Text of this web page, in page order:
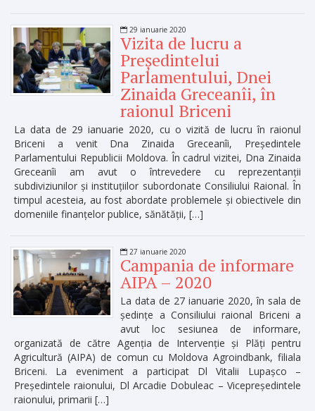
29 ianuarie 2020
Vizita de lucru a
Președintelui
Parlamentului, Dnei
Zinaida Greceanîi, în
raionul Briceni
La data de 29 ianuarie 2020, cu o vizită de lucru în raionul
Briceni a venit Dna Zinaida Greceanîi, Președintele
Parlamentului Republicii Moldova. În cadrul vizitei, Dna Zinaida
Greceanîi am avut o întrevedere cu reprezentanții
subdiviziunilor și instituțiilor subordonate Consiliului Raional. În
timpul acesteia, au fost abordate problemele și obiectivele din
domeniile finanțelor publice, sănătății, […]
27 ianuarie 2020
Campania de informare
AIPA – 2020
La data de 27 ianuarie 2020, în sala de
ședințe a Consiliului raional Briceni a
avut loc sesiunea de informare,
organizată de către Agenția de Intervenție și Plăți pentru
Agricultură (AIPA) de comun cu Moldova Agroindbank, filiala
Briceni. La eveniment a participat Dl Vitalii Lupașco –
Președintele raionului, Dl Arcadie Dobuleac – Vicepreședintele
raionului, primarii […]